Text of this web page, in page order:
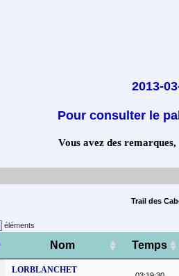
2013-
Pour consulter le
Vous avez des
Trail des
éléments
Nom Temps
LORBLANCHET